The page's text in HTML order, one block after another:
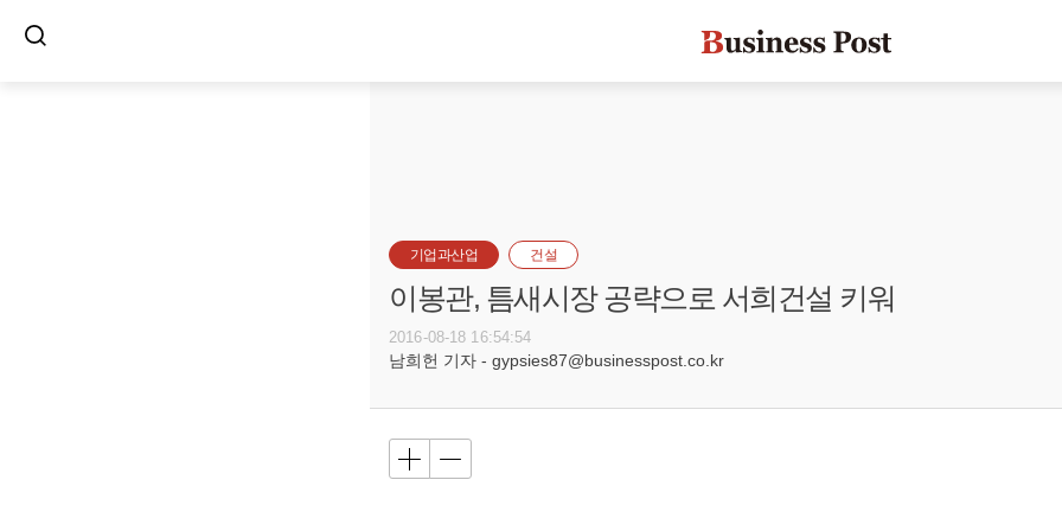
기업과산업 건설
이봉관, 틈새시장 공략으로 서희건설 키워
2016-08-18 16:54:54
남희헌 기자 - gypsies87@businesspost.co.kr